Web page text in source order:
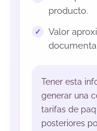
producto.
Valor
Tener esta
generar una
tarifas de
posteriores